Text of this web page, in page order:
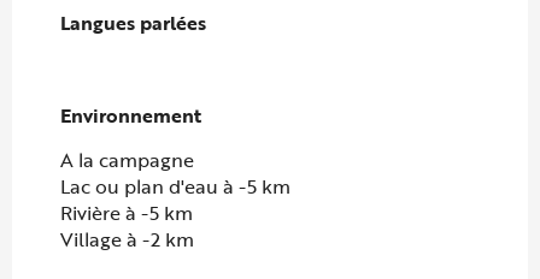
Langues parlées
Langues parlées
Environnement
Environnement
A la campagne
Lac ou plan d'eau à -5 km
Rivière à -5 km
Village à -2 km